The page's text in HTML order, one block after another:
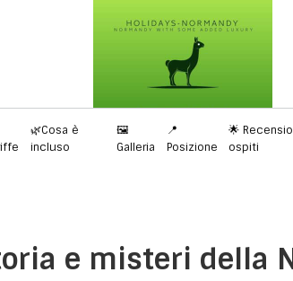
🌿Cosa è
incluso
🖼️
Galleria
📍
Posizione
🌟
ospiti
e misteri della